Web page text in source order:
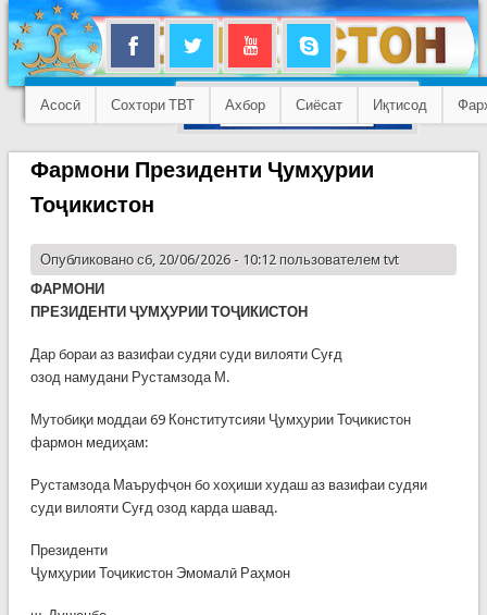
Асосӣ Сохтори ТВТ Ахбор Сиёсат Иқтисод
Фармони Президенти Ҷумҳурии
Тоҷикистон
Опубликовано сб, 20/06/2026 - 10:12 пользователем tvt
ФАРМОНИ
ПРЕЗИДЕНТИ ҶУМҲУРИИ ТОҶИКИСТОН
Дар бораи аз вазифаи судяи суди вилояти Суғд
озод намудани Рустамзода М.
Мутобиқи моддаи 69 Конститутсияи Ҷумҳурии Тоҷикистон
фармон медиҳам:
Рустамзода Маъруфҷон бо хоҳиши худаш аз вазифаи судяи
суди вилояти Суғд озод карда шавад.
Президенти
Ҷумҳурии Тоҷикистон Эмомалӣ Раҳмон